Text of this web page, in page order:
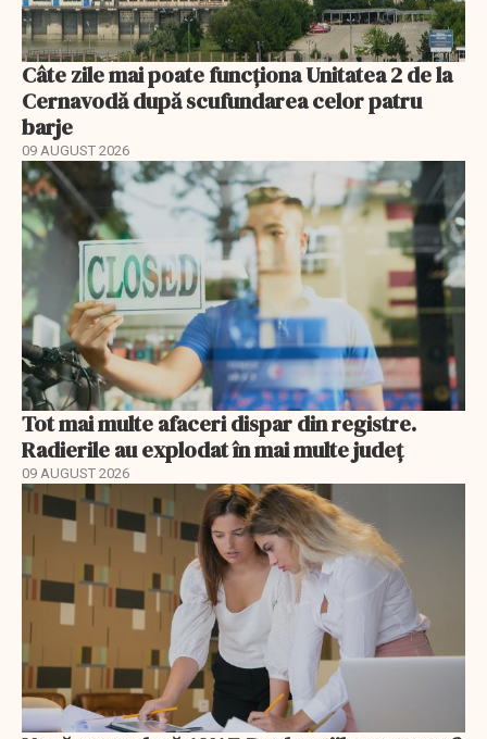
Câte zile mai poate funcționa Unitatea 2 de la
Cernavodă după scufundarea celor patru
barje
09 AUGUST 2026
Tot mai multe afaceri dispar din registre.
Radierile au explodat în mai multe județ
09 AUGUST 2026